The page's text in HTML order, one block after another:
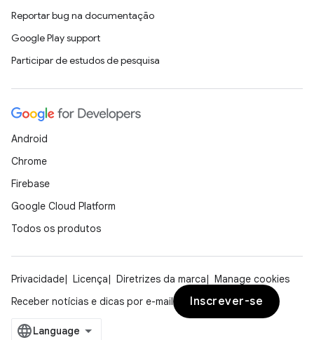
Reportar bug na documentação
Google Play support
Participar de estudos de pesquisa
Android
Chrome
Firebase
Google Cloud Platform
Todos os produtos
Privacidade Licença Diretrizes da marca
Manage cookies
Receber notícias e dicas por e-mail
Inscrever-se